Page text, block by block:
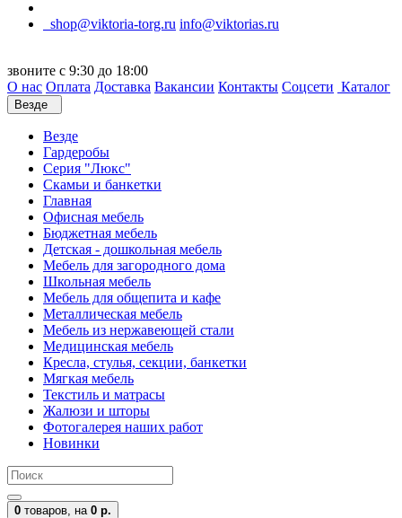
shop@viktoria-torg.ru info@viktorias.ru
звоните с 9:30 до 18:00
О нас Оплата Доставка Вакансии Контакты Соцсети Каталог
Везде
Везде
Гардеробы
Серия "Люкс"
Скамьи и банкетки
Главная
Офисная мебель
Бюджетная мебель
Детская - дошкольная мебель
Мебель для загородного дома
Школьная мебель
Мебель для общепита и кафе
Металлическая мебель
Мебель из нержавеющей стали
Медицинская мебель
Кресла, стулья, секции, банкетки
Мягкая мебель
Текстиль и матрасы
Жалюзи и шторы
Фотогалерея наших работ
Новинки
0 товаров, на 0 р.